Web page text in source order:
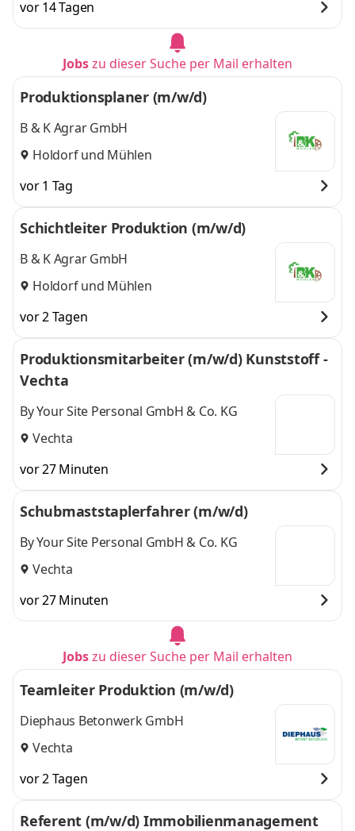
vor 14 Tagen
Jobszu dieser Suche per Mail erhalten
Produktionsplaner (m/w/d)
B & K Agrar GmbH
Holdorfund Mühlen
vor 1 Tag
Schichtleiter Produktion (m/w/d)
B & K Agrar GmbH
Holdorfund Mühlen
vor 2 Tagen
Produktionsmitarbeiter (m/w/d) Kunststoff -
Vechta
By Your Site Personal GmbH & Co. KG
Vechta
vor 27 Minuten
Schubmaststaplerfahrer (m/w/d)
By Your Site Personal GmbH & Co. KG
Vechta
vor 27 Minuten
Jobszu dieser Suche per Mail erhalten
Teamleiter Produktion (m/w/d)
Diephaus Betonwerk GmbH
Vechta
vor 2 Tagen
Referent (m/w/d) Immobilienmanagement